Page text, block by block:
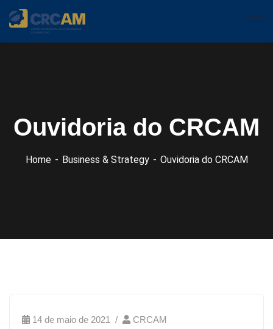
Ouvidoria do CRCAM
Home Business & Strategy Ouvidoria do CRCAM
14 de maio de 2021 CRCAM